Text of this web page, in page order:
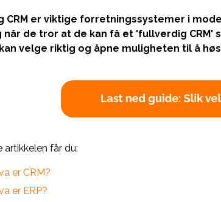
CRM er viktige forretningssystemer i
de tror at de kan få et 'fullverdig CRM'
velge riktig og åpne muligheten til å
artikkelen får du:
er CRM?
er ERP?